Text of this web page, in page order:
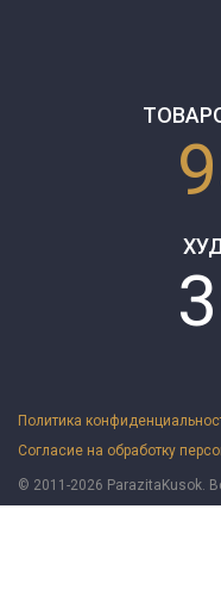
Политика
Согласие на обработку
© 2011-2026 ParazitaKusok.